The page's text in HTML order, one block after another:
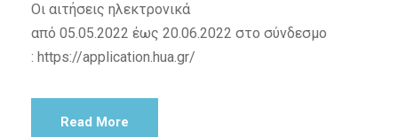
Οι αιτήσεις ηλεκτρονικά
από 05.05.2022 έως 20.06.2022 στο σύνδεσμο
: https://application.hua.gr/
Read More